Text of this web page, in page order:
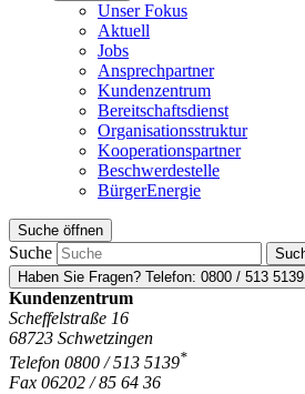
Unser Fokus
Aktuell
Jobs
Ansprechpartner
Kundenzentrum
Bereitschaftsdienst
Organisationsstruktur
Kooperationspartner
Beschwerdestelle
BürgerEnergie
Suche öffnen
Suche
Haben Sie Fragen? Telefon: 0800 / 513 5139
Kundenzentrum
Scheffelstraße 16
68723 Schwetzingen
Telefon 0800 / 513 5139*
Fax 06202 / 85 64 36